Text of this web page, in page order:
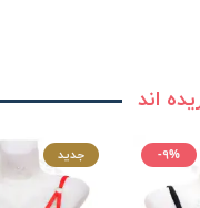
اند
-۹% جدید